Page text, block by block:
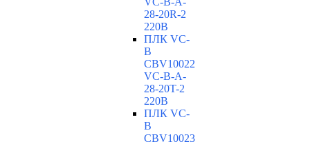
28-20R-2
220В
ПЛК VC-
B
CBV10022
VC-В-A-
28-20T-2
220В
ПЛК VC-
B
CBV10023